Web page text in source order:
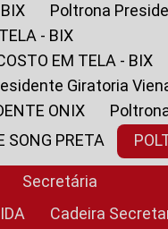
Poltrona
- BIX
EM TELA - BIX
Giratoria
ONIX
SONG PRETA
Secretária
Cadeira